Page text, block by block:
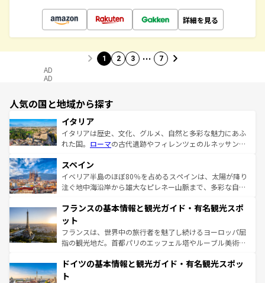
詳細を見る
1 2 3 … 7
AD
AD
人気の国と地域から探す
イタリア
イタリアは歴史、文化、グルメ、自然と多彩な魅力にあふ
れた国。 ローマの古代遺跡やフィレンツェのルネッサンス
ろん、トスカーナの美しい田園風景やアマルフィ海岸の絶
景など、自然景観も見逃せない。観光の合間には、本場の
ピザやパスタなど、絶品のイタリア料理を堪能することも
ませてくれるイタリアで、忘れられない旅をしてみよう！
なお、新着のイタリア情報は
しい。
スペイン
イベリア半島のほぼ80％を占めるスペインは、太陽が降り
注ぐ地中海沿岸から雄大なピレネー山脈まで、多彩な自然
文化が根付くこの国では、情熱的なフラメンコ、熱気あふ
れる闘牛、そして美味しいタパスが生活の一部となってい
る。首都マドリードの洗練された雰囲気や、バルセロナの
アートに溢れた街角から、地方では古代ローマ遺跡や中世
せる。地方によって風土や気候が異なるスペインはその個
フランスの基本情報と観光ガイド・有名観光スポ
ット
フランスは、世界中の旅行者を魅了し続けるヨーロッパ屈
指の観光地だ。首都パリのエッフェル塔やルーブル美術館
で、幅広い魅力が詰まっている。華麗な宮殿、歴史的な大
聖堂、美しいビーチ、そして豊かな自然が、訪れる者を心
ドイツの基本情報と観光ガイド・有名観光スポッ
ト